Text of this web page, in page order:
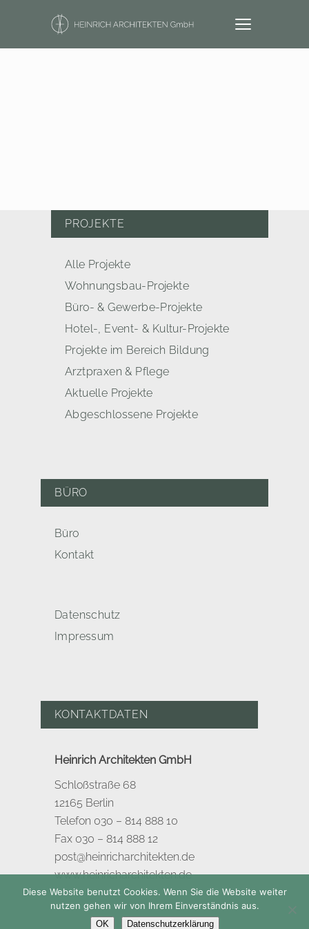
PROJEKTE
Alle Projekte
Wohnungsbau-Projekte
Büro- & Gewerbe-Projekte
Hotel-, Event- & Kultur-Projekte
Projekte im Bereich Bildung
Arztpraxen & Pflege
Aktuelle Projekte
Abgeschlossene Projekte
BÜRO
Büro
Kontakt
Datenschutz
Impressum
KONTAKTDATEN
Heinrich Architekten GmbH
Schloßstraße 68
12165 Berlin
Telefon 030 – 814 888 10
Fax 030 – 814 888 12
post@heinricharchitekten.de
www.heinricharchitekten.de
Diese Website benutzt Cookies. Wenn Sie die Website weiter
nutzen gehen wir von Ihrem Einverständnis aus.
OK Datenschutzerklärung